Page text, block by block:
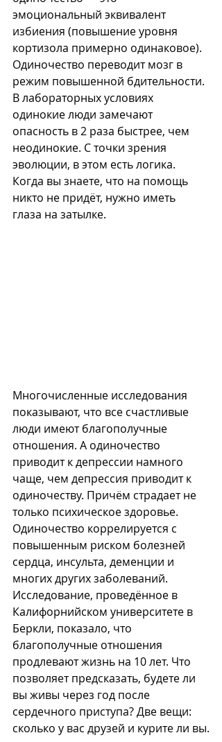
эмоциональный эквивалент
избиения (повышение уровня
кортизола примерно одинаковое).
Одиночество переводит мозг в
режим повышенной бдительности.
В лабораторных условиях
одинокие люди замечают
опасность в 2 раза быстрее, чем
неодинокие. С точки зрения
эволюции, в этом есть логика.
Когда вы знаете, что на помощь
никто не придёт, нужно иметь
глаза на затылке.
Многочисленные исследования
показывают, что все счастливые
люди имеют благополучные
отношения. А одиночество
приводит к депрессии намного
чаще, чем депрессия приводит к
одиночеству. Причём страдает не
только психическое здоровье.
Одиночество коррелируется с
повышенным риском болезней
сердца, инсульта, деменции и
многих других заболеваний.
Исследование, проведённое в
Калифорнийском университете в
Беркли, показало, что
благополучные отношения
продлевают жизнь на 10 лет. Что
позволяет предсказать, будете ли
вы живы через год после
сердечного приступа? Две вещи:
сколько у вас друзей и курите ли вы.